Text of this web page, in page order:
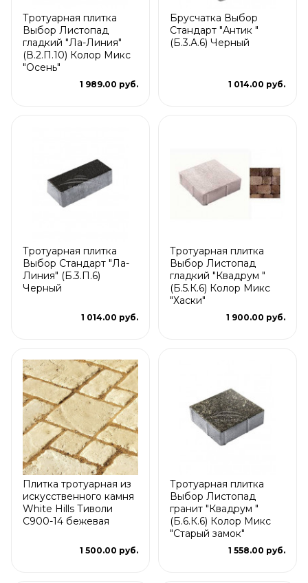
Тротуарная плитка
Выбор Листопад
гладкий "Ла-Линия"
(В.2.П.10) Колор Микс
"Осень"
1 989.00 руб.
Брусчатка Выбор
Стандарт "Антик "
(Б.3.А.6) Черный
1 014.00 руб.
Тротуарная плитка
Выбор Стандарт "Ла-
Линия" (Б.3.П.6)
Черный
1 014.00 руб.
Тротуарная плитка
Выбор Листопад
гладкий "Квадрум "
(Б.5.К.6) Колор Микс
"Хаски"
1 900.00 руб.
Плитка тротуарная из
искусственного камня
White Hills Тиволи
С900-14 бежевая
1 500.00 руб.
Тротуарная плитка
Выбор Листопад
гранит "Квадрум "
(Б.6.К.6) Колор Микс
"Старый замок"
1 558.00 руб.